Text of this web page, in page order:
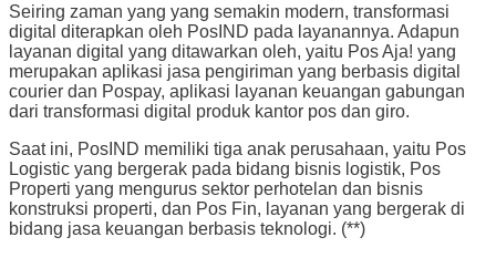
Seiring zaman yang yang semakin modern, transformasi
digital diterapkan oleh PosIND pada layanannya. Adapun
layanan digital yang ditawarkan oleh, yaitu Pos Aja! yang
merupakan aplikasi jasa pengiriman yang berbasis digital
courier dan Pospay, aplikasi layanan keuangan gabungan
dari transformasi digital produk kantor pos dan giro.
Saat ini, PosIND memiliki tiga anak perusahaan, yaitu Pos
Logistic yang bergerak pada bidang bisnis logistik, Pos
Properti yang mengurus sektor perhotelan dan bisnis
konstruksi properti, dan Pos Fin, layanan yang bergerak di
bidang jasa keuangan berbasis teknologi. (**)